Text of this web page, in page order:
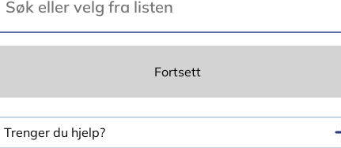
Fortsett
Trenger du hjelp?